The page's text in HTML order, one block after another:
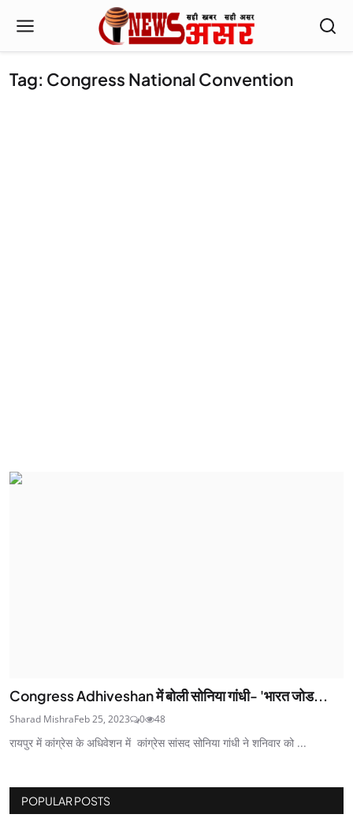
Tag: Congress National Convention
Congress Adhiveshan में बोली सोनिया गांधी- 'भारत जोड...
Sharad MishraFeb 25, 2023 0 48
रायपुर में कांग्रेस के अधिवेशन में कांग्रेस सांसद सोनिया गांधी ने शनिवार को ...
POPULAR POSTS